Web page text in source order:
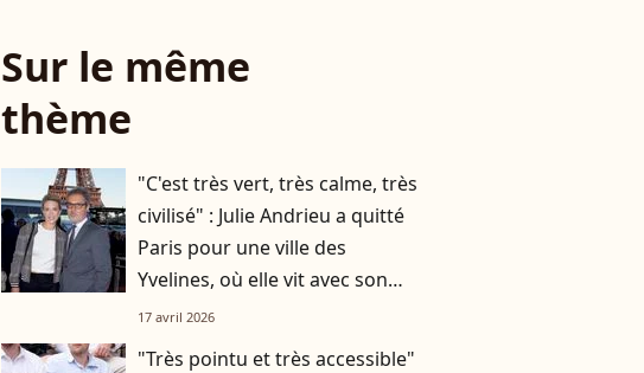
Sur le même
thème
"C'est très vert, très calme, très
civilisé" : Julie Andrieu a quitté
Paris pour une ville des
Yvelines, où elle vit avec son
mari et leurs deux enfants
17 avril 2026
"Très pointu et très accessible"